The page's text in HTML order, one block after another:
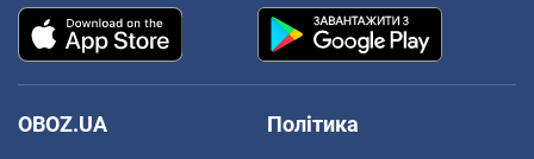
OBOZ.UA
Політика